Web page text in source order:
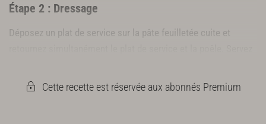
Étape 2 : Dressage
Déposez un plat de service sur la pâte feuilletée cuite et
Cette recette est réservée aux abonnés Premium